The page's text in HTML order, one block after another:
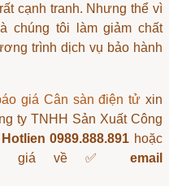
cạnh tranh. Nhưng thể vì
chúng tôi làm giảm chất
trình dịch vụ bảo hành
giá Cân sàn điện tử xin
ty TNHH Sản Xuất Công
Hotlien 0989.888.891 hoặc
giá về ✅ email